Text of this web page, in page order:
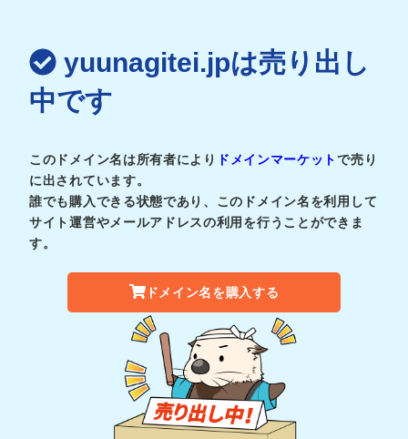
yuunagitei.jpは売り出し
中です
このドメイン名は所有者により ドメインマーケットで売り
に出されています。
誰でも購入できる状態であり、このドメイン名を利用して
サイト運営やメールアドレスの利用を行うことができま
す。
ドメイン名を購入する